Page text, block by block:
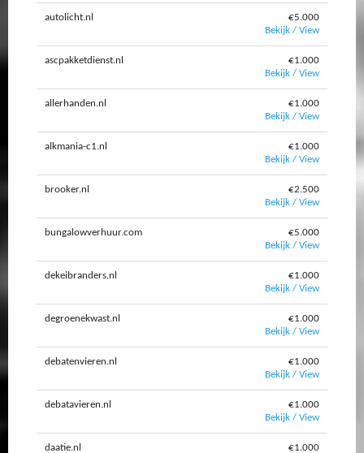
autolicht.nl
€5.000
Bekijk / View
ascpakketdienst.nl
€1.000
Bekijk / View
allerhanden.nl
€1.000
Bekijk / View
alkmania-c1.nl
€1.000
Bekijk / View
brooker.nl
€2.500
Bekijk / View
bungalowverhuur.com
€5.000
Bekijk / View
dekeibranders.nl
€1.000
Bekijk / View
degroenekwast.nl
€1.000
Bekijk / View
debatenvieren.nl
€1.000
Bekijk / View
debatavieren.nl
€1.000
Bekijk / View
daatie.nl €1.000